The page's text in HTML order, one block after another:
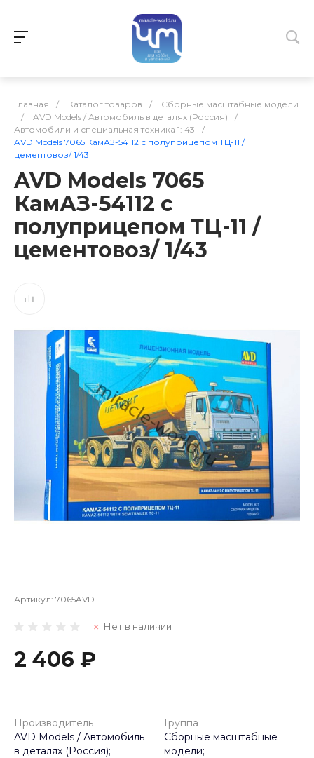
Главная / Каталог товаров /
Сборные масштабные модели
/
AVD Models / Автомобиль в деталях (Россия)
/
Автомобили и специальная техника 1: 43
/
AVD Models 7065 КамАЗ-54112 с полуприцепом ТЦ-11 /
цементовоз/ 1/43
AVD Models 7065
КамАЗ-54112 с
полуприцепом ТЦ-11 /
цементовоз/ 1/43
Артикул: 7065AVD
Нет в наличии
2 406 ₽
Производитель
AVD Models / Автомобиль
в деталях (Россия);
Группа
Сборные масштабные
модели;